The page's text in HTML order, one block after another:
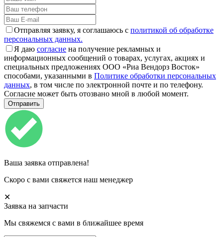
Отправляя заявку, я соглашаюсь с политикой об обработке
персональных данных.
Я даю согласие на получение рекламных и
информационных сообщений о товарах, услугах, акциях и
специальных предложениях ООО «Риа Вендорз Восток»
способами, указанными в Политике обработки персональных
данных, в том числе по электронной почте и по телефону.
Согласие может быть отозвано мной в любой момент.
Ваша заявка отправлена!
Скоро с вами свяжется наш менеджер
✕
Заявка на запчасти
Мы свяжемся с вами в ближайшее время